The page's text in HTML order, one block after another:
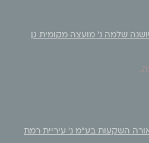
שלמה נ' מועצה מקומית גן
השקעות בע"מ נ' עיריית רמת